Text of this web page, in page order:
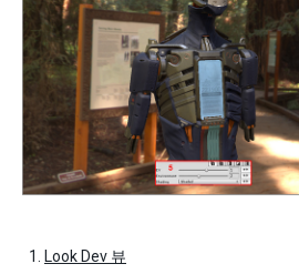
Look Dev 뷰